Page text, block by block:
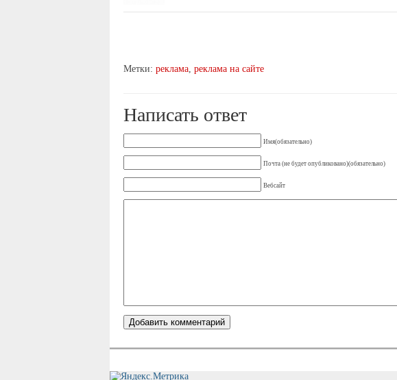
Метки: реклама реклама на сайте
Написать ответ
Имя(обязательно)
Почта (не будет опубликовано)(обязательно)
Вебсайт